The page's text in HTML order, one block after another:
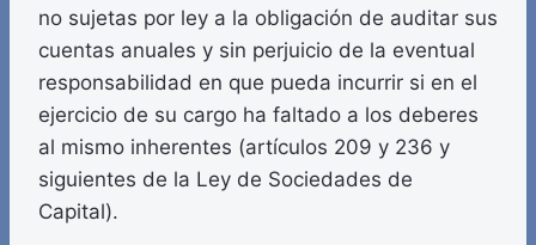
no sujetas por ley a la obligación de auditar sus
cuentas anuales y sin perjuicio de la eventual
responsabilidad en que pueda incurrir si en el
ejercicio de su cargo ha faltado a los deberes
al mismo inherentes (artículos 209 y 236 y
siguientes de la Ley de Sociedades de
Capital).